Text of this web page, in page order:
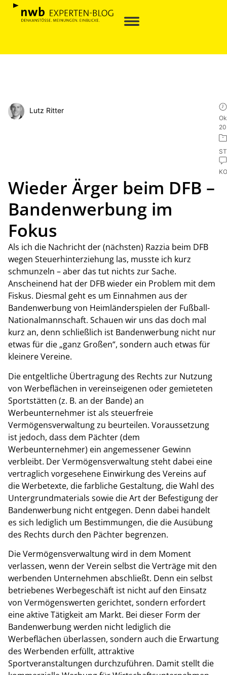
Lutz Ritter
Wieder Ärger beim DFB –
Bandenwerbung im
Fokus
Als ich die Nachricht der (nächsten) Razzia beim DFB
wegen Steuerhinterziehung las, musste ich kurz
schmunzeln – aber das tut nichts zur Sache.
Anscheinend hat der DFB wieder ein Problem mit dem
Fiskus. Diesmal geht es um Einnahmen aus der
Bandenwerbung von Heimländerspielen der Fußball-
Nationalmannschaft. Schauen wir uns das doch mal
kurz an, denn schließlich ist Bandenwerbung nicht nur
etwas für die „ganz Großen“, sondern auch etwas für
kleinere Vereine.
Die entgeltliche Übertragung des Rechts zur Nutzung
von Werbeflächen in vereinseigenen oder gemieteten
Sportstätten (z. B. an der Bande) an
Werbeunternehmer ist als steuerfreie
Vermögensverwaltung zu beurteilen. Voraussetzung
ist jedoch, dass dem Pächter (dem
Werbeunternehmer) ein angemessener Gewinn
verbleibt. Der Vermögensverwaltung steht dabei eine
vertraglich vorgesehene Einwirkung des Vereins auf
die Werbetexte, die farbliche Gestaltung, die Wahl des
Untergrundmaterials sowie die Art der Befestigung der
Bandenwerbung nicht entgegen. Denn dabei handelt
es sich lediglich um Bestimmungen, die die Ausübung
des Rechts durch den Pächter begrenzen.
Die Vermögensverwaltung wird in dem Moment
verlassen, wenn der Verein selbst die Verträge mit den
werbenden Unternehmen abschließt. Denn ein selbst
betriebenes Werbegeschäft ist nicht auf den Einsatz
von Vermögenswerten gerichtet, sondern erfordert
eine aktive Tätigkeit am Markt. Bei dieser Form der
Bandenwerbung werden nicht lediglich die
Werbeflächen überlassen, sondern auch die Erwartung
des Werbenden erfüllt, attraktive
Sportveranstaltungen durchzuführen. Damit stellt die